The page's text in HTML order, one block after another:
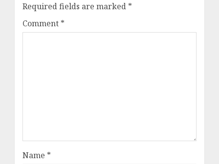
Required fields are marked *
Comment *
Name *